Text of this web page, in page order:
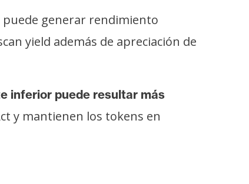
puede generar rendimiento
yield además de apreciación de
inferior puede resultar más
y mantienen los tokens en